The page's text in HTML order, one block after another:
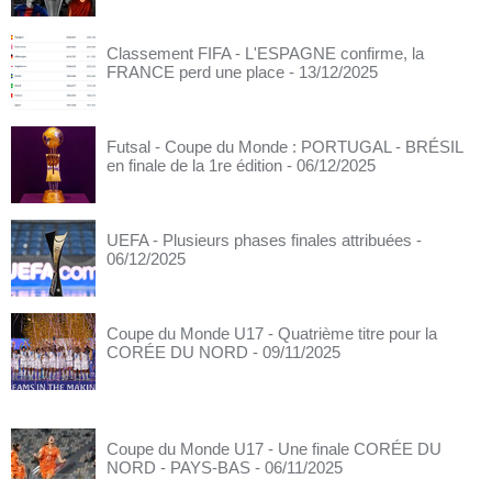
Classement FIFA - L'ESPAGNE confirme, la
FRANCE perd une place - 13/12/2025
Futsal - Coupe du Monde : PORTUGAL - BRÉSIL
en finale de la 1re édition - 06/12/2025
UEFA - Plusieurs phases finales attribuées -
06/12/2025
Coupe du Monde U17 - Quatrième titre pour la
CORÉE DU NORD - 09/11/2025
Coupe du Monde U17 - Une finale CORÉE DU
NORD - PAYS-BAS - 06/11/2025